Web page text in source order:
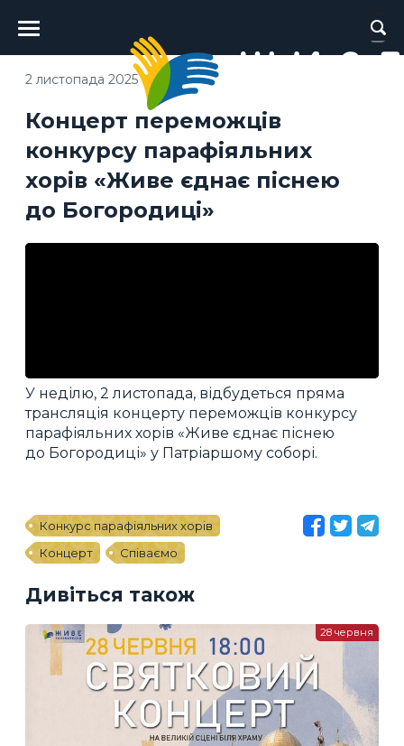
Головне
меню
Концерт переможців
конкурсу парафіяльних
хорів «Живе єднає піснею
до Богородиці»
2 листопада 2025
У неділю, 2 листопада, відбудеться пряма
трансляція концерту переможців конкурсу
парафіяльних хорів «Живе єднає піснею
до Богородиці» у Патріаршому соборі.
Конкурс парафіяльних хорів
Концерт
Співаємо
Дивіться також
28 червня